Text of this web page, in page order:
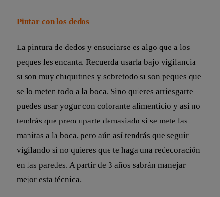
Pintar con los dedos
La pintura de dedos y ensuciarse es algo que a los
peques les encanta. Recuerda usarla bajo vigilancia
si son muy chiquitines y sobretodo si son peques que
se lo meten todo a la boca. Sino quieres arriesgarte
puedes usar yogur con colorante alimenticio y así no
tendrás que preocuparte demasiado si se mete las
manitas a la boca, pero aún así tendrás que seguir
vigilando si no quieres que te haga una redecoración
en las paredes. A partir de 3 años sabrán manejar
mejor esta técnica.